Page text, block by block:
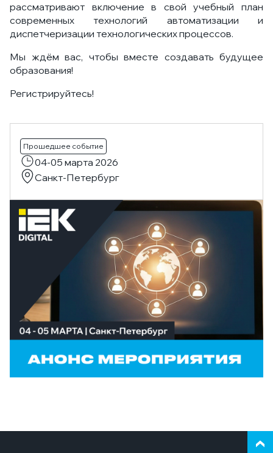
рассматривают включение в свой учебный план
современных технологий автоматизации и
диспетчеризации технологических процессов.
Мы ждём вас, чтобы вместе создавать будущее
образования!
Регистрируйтесь!
Прошедшее событие
04-05 марта 2026
Санкт-Петербург